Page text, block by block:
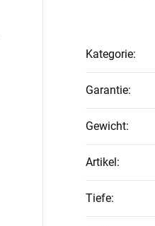
Kategorie:
Garantie:
Gewicht:
Artikel:
Tiefe: